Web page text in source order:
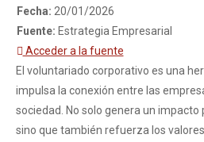
Fecha: 20/01/2026
Fuente: Estrategia Empresarial
Acceder a la fuente
El voluntariado corporativo es una
impulsa la conexión entre las
sociedad. No solo genera un impacto
sino que también refuerza los